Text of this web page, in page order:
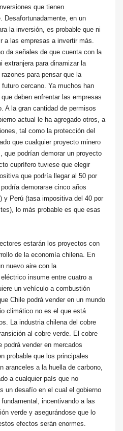
que tienen
Desafortunadamente, en un
la inversión, es probable que ni
a las empresas a invertir más.
da señales de que cuenta con la
extranjera para dinamizar la
para pensar que la
cercano. Ya muchos han
deben enfrentar las empresas
A la gran cantidad de permisos
actual le ha agregado otros, a
tal como la protección del
que cualquier proyecto minero
que podrían demorar un proyecto
cuprífero tuviese que elegir
que podría llegar al 50 por
demorarse cinco años
y Perú (tasa impositiva del 40 por
lo más probable es que esas
estarán los proyectos con
de la economía chilena. En
nuevo aire con la
insume entre cuatro a
un vehículo a combustión
Chile podrá vender en un mundo
climático no es el que está
La industria chilena del cobre
al cobre verde. El cobre
podrá vender en mercados
probable que los principales
aranceles a la huella de carbono,
a cualquier país que no
un desafío en el cual el gobierno
incentivando a las
verde y asegurándose que lo
efectos serán enormes.